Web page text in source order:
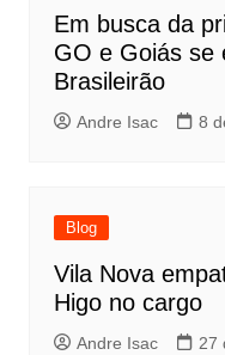
Em busca da
GO e Goiás se
Brasileirão
Andre Isac 8
Blog
Vila Nova
Higo no cargo
Andre Isac 27